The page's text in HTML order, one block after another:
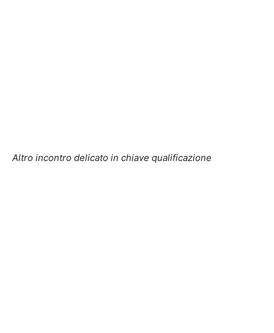
Altro incontro delicato in chiave qualificazione